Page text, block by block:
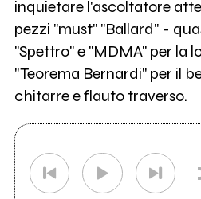
inquietare l'ascoltatore
pezzi "must" "Ballard" -
"Spettro" e "MDMA" per la
"Teorema Bernardi" per il
chitarre e flauto traverso.